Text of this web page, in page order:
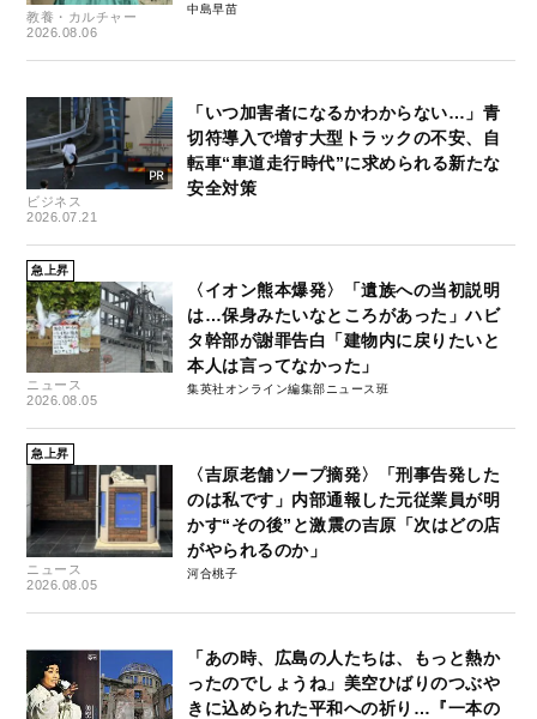
教養・カルチャー
2026.08.06
中島早苗
ビジネス
2026.07.21
「いつ加害者になるかわからない…」青
切符導入で増す大型トラックの不安、自
転車“車道走行時代”に求められる新たな
安全対策
急上昇
ニュース
2026.08.05
〈イオン熊本爆発〉「遺族への当初説明
は…保身みたいなところがあった」ハビ
タ幹部が謝罪告白「建物内に戻りたいと
本人は言ってなかった」
集英社オンライン編集部ニュース班
急上昇
ニュース
2026.08.05
〈吉原老舗ソープ摘発〉「刑事告発した
のは私です」内部通報した元従業員が明
かす“その後”と激震の吉原「次はどの店
がやられるのか」
河合桃子
「あの時、広島の人たちは、もっと熱か
ったのでしょうね」美空ひばりのつぶや
きに込められた平和への祈り…『一本の